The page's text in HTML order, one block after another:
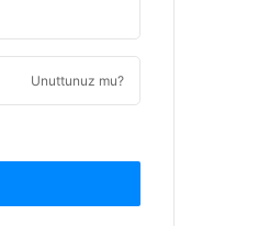
Unuttunuz mu?